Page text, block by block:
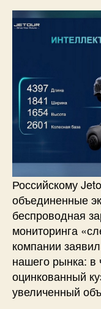
Российскому
объединенные
беспроводная
мониторинга
компании
нашего рынка: в
оцинкованный
увеличенный